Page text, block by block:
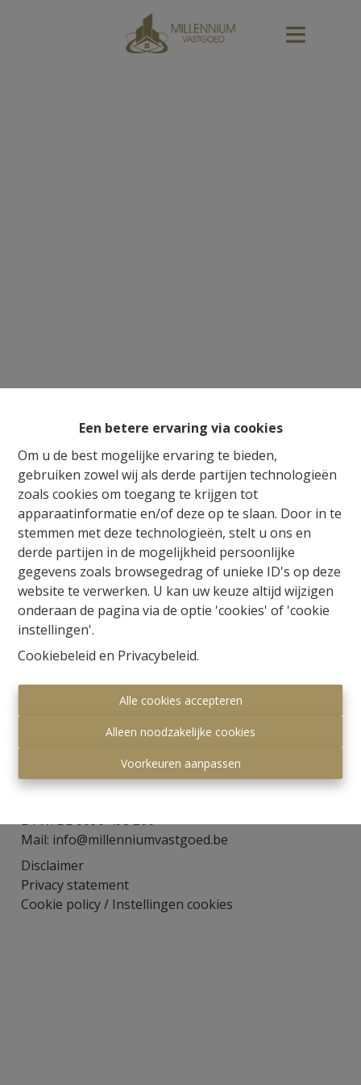
Een betere ervaring via cookies
Om u de best mogelijke ervaring te bieden,
gebruiken zowel wij als derde partijen technologieën
zoals cookies om toegang te krijgen tot
apparaatinformatie en/of deze op te slaan. Door in te
stemmen met deze technologieën, stelt u ons en
derde partijen in de mogelijkheid persoonlijke
gegevens zoals browsegedrag of unieke ID's op deze
website te verwerken. U kan uw keuze altijd wijzigen
onderaan de pagina via de optie 'cookies' of 'cookie
instellingen'.
Cookiebeleid en Privacybeleid.
Alle cookies accepteren
Alleen noodzakelijke cookies
Voorkeuren aanpassen
Millennium Vastgoed
3590 Diepenbeek
Tel: +32 (0)11/21 08 21
BTW: BE 0696 498 206
Mail: info@millenniumvastgoed.be
Disclaimer
Privacy statement
Cookie policy/ Instellingen cookies